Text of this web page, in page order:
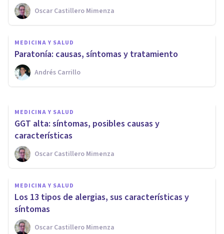
Oscar Castillero Mimenza
MEDICINA Y SALUD
Paratonía: causas, síntomas y tratamiento
Andrés Carrillo
MEDICINA Y SALUD
¿Cómo quitar el sarro de los
dientes? 5 consejos
Oscar Castillero Mimenza
MEDICINA Y SALUD
GGT alta: síntomas, posibles causas y
características
Oscar Castillero Mimenza
MEDICINA Y SALUD
Los 13 tipos de alergias, sus características y
síntomas
Oscar Castillero Mimenza